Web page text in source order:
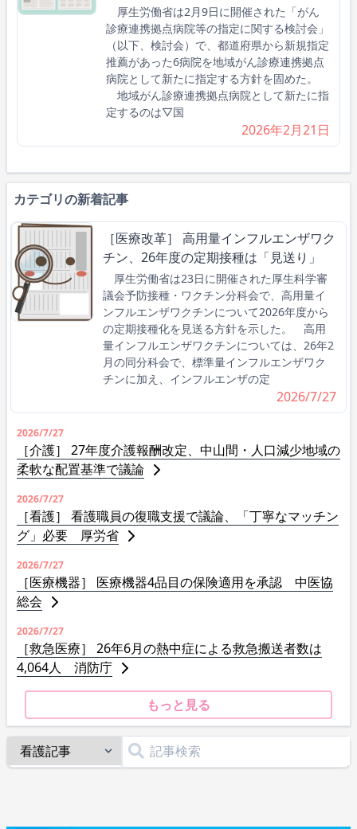
厚生労働省は2月9日に開催された「がん
診療連携拠点病院等の指定に関する検討会」
（以下、検討会）で、都道府県から新規指定
推薦があった6病院を地域がん診療連携拠点
病院として新たに指定する方針を固めた。
地域がん診療連携拠点病院として新たに指
定するのは▽国
2026年2月21日
カテゴリの新着記事
［医療改革］ 高用量インフルエンザワク
チン、26年度の定期接種は「見送り」
厚生労働省は23日に開催された厚生科学審
議会予防接種・ワクチン分科会で、高用量イ
ンフルエンザワクチンについて2026年度から
の定期接種化を見送る方針を示した。 高用
量インフルエンザワクチンについては、26年2
月の同分科会で、標準量インフルエンザワク
チンに加え、インフルエンザの定
2026/7/27
2026/7/27
［介護］ 27年度介護報酬改定、中山間・人口減少地域の
柔軟な配置基準で議論
2026/7/27
［看護］ 看護職員の復職支援で議論、「丁寧なマッチン
グ」必要 厚労省
2026/7/27
［医療機器］ 医療機器4品目の保険適用を承認 中医協
総会
2026/7/27
［救急医療］ 26年6月の熱中症による救急搬送者数は
4,064人 消防庁
もっと見る